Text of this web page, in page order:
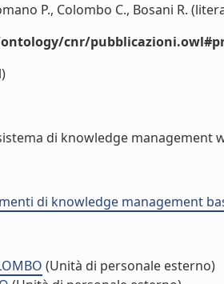
P., Colombo C., Bosani R.
cnr/
di knowledge management
di knowledge management
(Unità di personale esterno)